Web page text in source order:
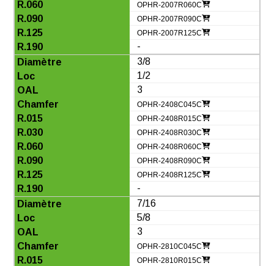
OPHR-2007R060C
OPHR-2007R090C
OPHR-2007R125C
-
3/8
1/2
3
OPHR-2408C045C
OPHR-2408R015C
OPHR-2408R030C
OPHR-2408R060C
OPHR-2408R090C
OPHR-2408R125C
-
7/16
5/8
3
OPHR-2810C045C
OPHR-2810R015C